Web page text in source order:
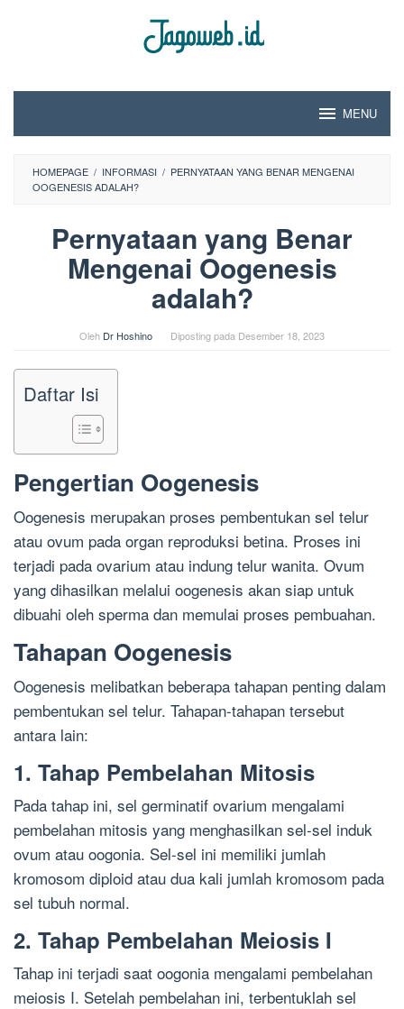
MENU
HOMEPAGE / INFORMASI / PERNYATAAN YANG BENAR MENGENAI
OOGENESIS ADALAH?
Pernyataan yang Benar
Mengenai Oogenesis
adalah?
Oleh Dr Hoshino Diposting pada Desember 18, 2023
Daftar Isi
Pengertian Oogenesis
Oogenesis merupakan proses pembentukan sel telur
atau ovum pada organ reproduksi betina. Proses ini
terjadi pada ovarium atau indung telur wanita. Ovum
yang dihasilkan melalui oogenesis akan siap untuk
dibuahi oleh sperma dan memulai proses pembuahan.
Tahapan Oogenesis
Oogenesis melibatkan beberapa tahapan penting dalam
pembentukan sel telur. Tahapan-tahapan tersebut
antara lain:
1. Tahap Pembelahan Mitosis
Pada tahap ini, sel germinatif ovarium mengalami
pembelahan mitosis yang menghasilkan sel-sel induk
ovum atau oogonia. Sel-sel ini memiliki jumlah
kromosom diploid atau dua kali jumlah kromosom pada
sel tubuh normal.
2. Tahap Pembelahan Meiosis I
Tahap ini terjadi saat oogonia mengalami pembelahan
meiosis I. Setelah pembelahan ini, terbentuklah sel